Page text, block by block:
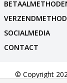
SOCIALMEDIA
CONTACT
© Copyright